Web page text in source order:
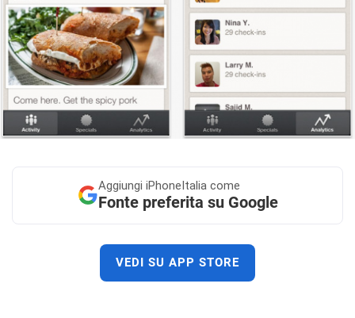
Aggiungi iPhoneItalia come
Fonte preferita su Google
VEDI SU APP STORE